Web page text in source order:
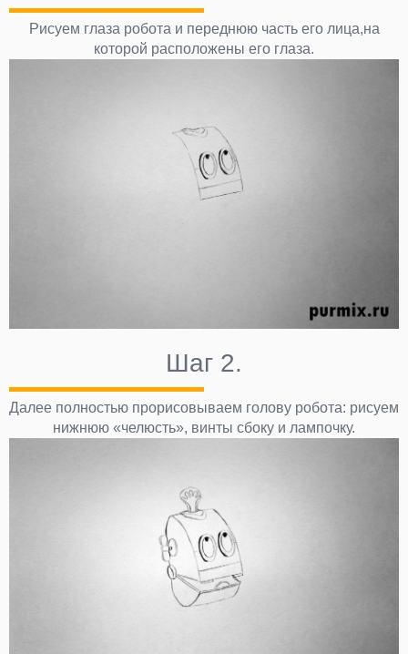
Рисуем глаза робота и переднюю часть его лица,на
которой расположены его глаза.
Шаг 2.
Далее полностью прорисовываем голову робота: рисуем
нижнюю «челюсть», винты сбоку и лампочку.